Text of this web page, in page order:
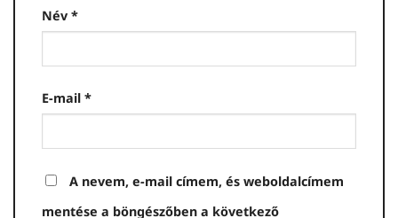
Név *
E-mail *
A nevem, e-mail címem, és weboldalcímem
mentése a böngészőben a következő